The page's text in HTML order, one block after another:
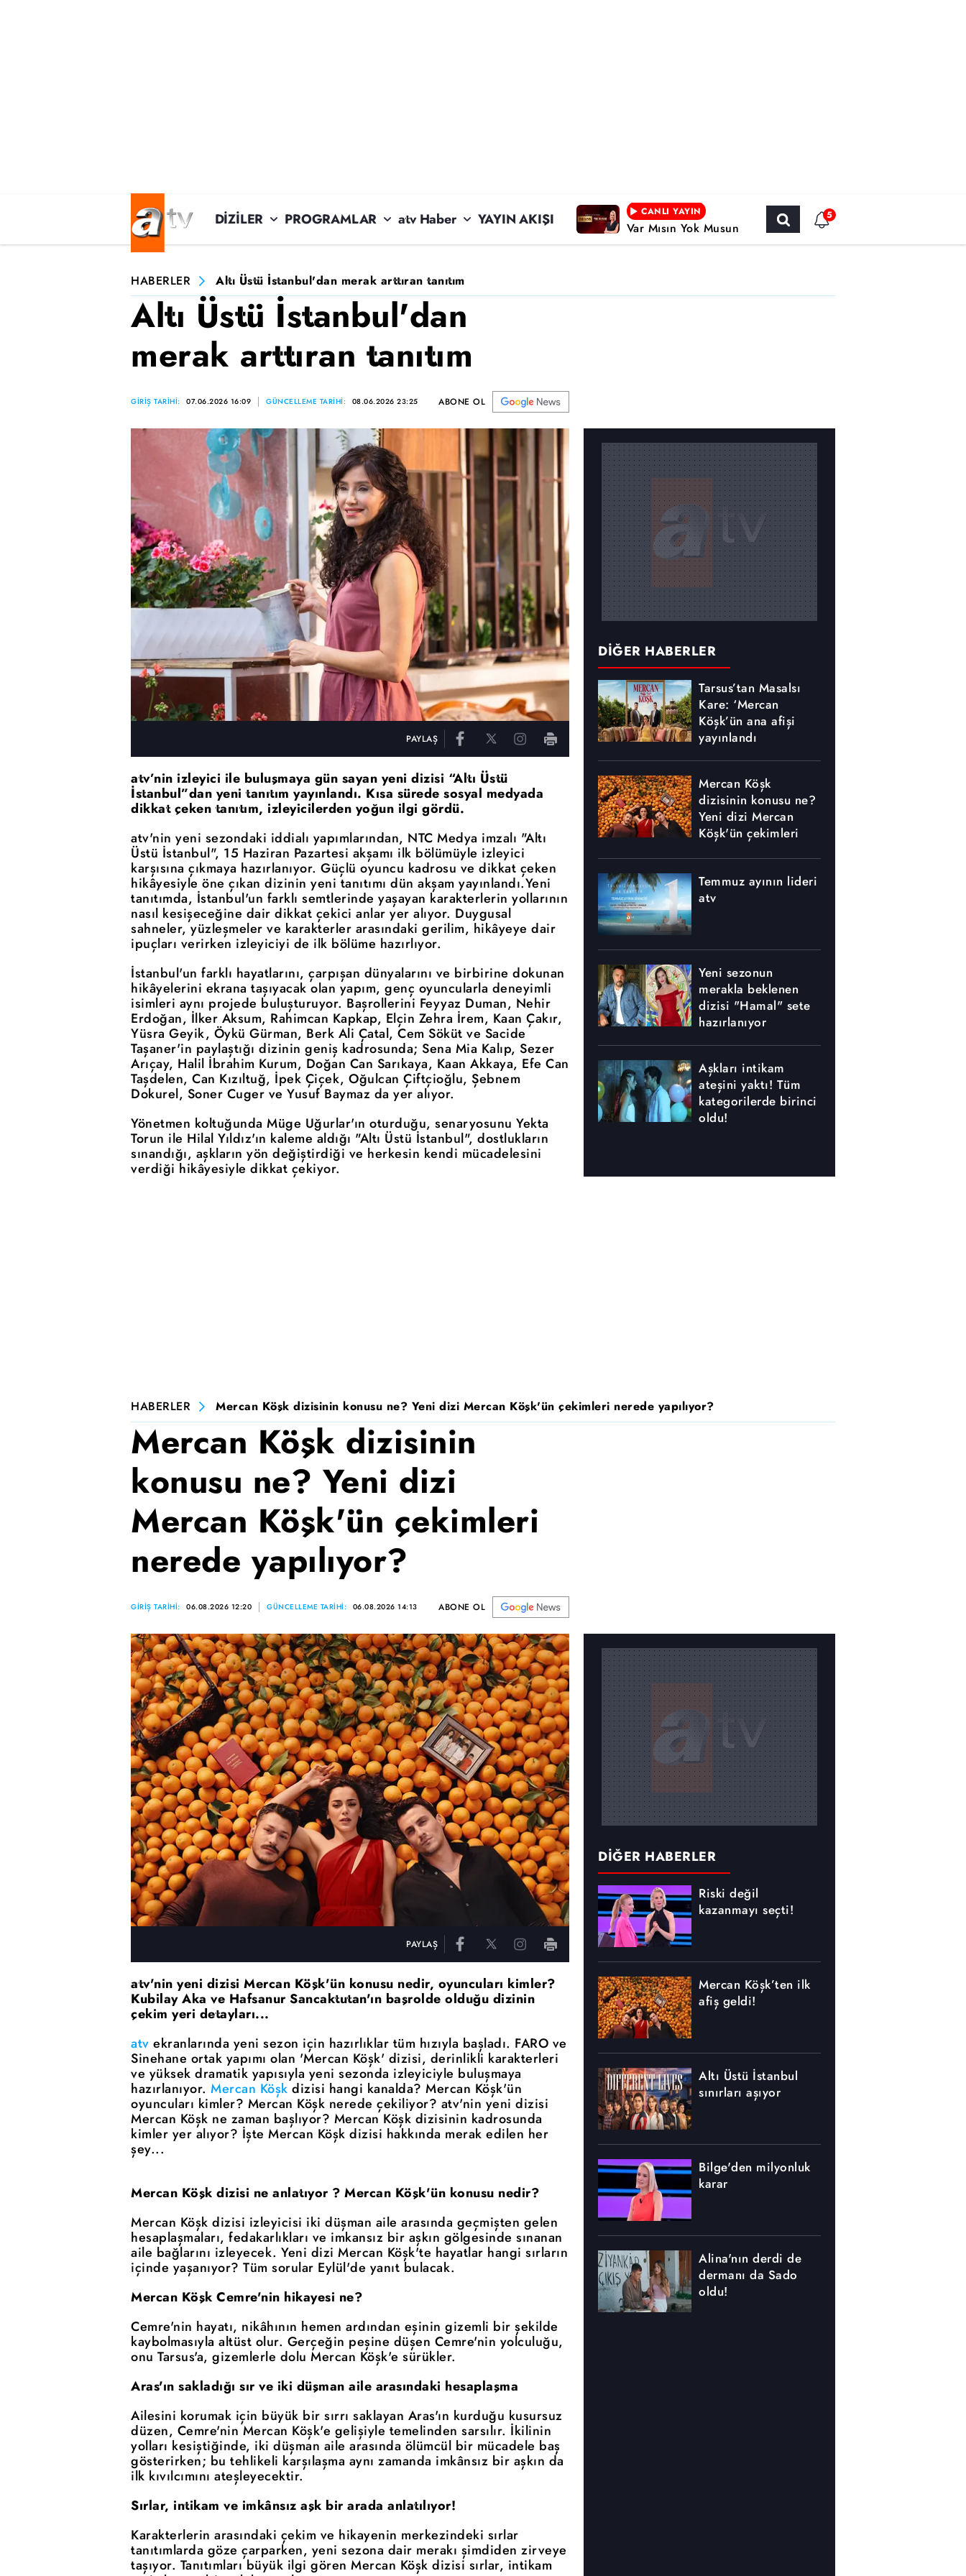
DİZİLER PROGRAMLAR atv Haber YAYIN AKIŞI CANLI YAYIN
Var Mısın Yok Musun
5
HABERLER Altı Üstü İstanbul'dan merak arttıran tanıtım
Altı Üstü İstanbul'dan
merak arttıran tanıtım
GİRİŞ TARİHİ: 07.06.2026 16:09 GÜNCELLEME TARİHİ: 08.06.2026 23:25 ABONE OL
PAYLAŞ
atv’nin izleyici ile buluşmaya gün sayan yeni dizisi “Altı Üstü
İstanbul”dan yeni tanıtım yayınlandı. Kısa sürede sosyal medyada
dikkat çeken tanıtım, izleyicilerden yoğun ilgi gördü.
atv'nin yeni sezondaki iddialı yapımlarından, NTC Medya imzalı "Altı
Üstü İstanbul", 15 Haziran Pazartesi akşamı ilk bölümüyle izleyici
karşısına çıkmaya hazırlanıyor. Güçlü oyuncu kadrosu ve dikkat çeken
hikâyesiyle öne çıkan dizinin yeni tanıtımı dün akşam yayınlandı.Yeni
tanıtımda, İstanbul'un farklı semtlerinde yaşayan karakterlerin yollarının
nasıl kesişeceğine dair dikkat çekici anlar yer alıyor. Duygusal
sahneler, yüzleşmeler ve karakterler arasındaki gerilim, hikâyeye dair
ipuçları verirken izleyiciyi de ilk bölüme hazırlıyor.
İstanbul'un farklı hayatlarını, çarpışan dünyalarını ve birbirine dokunan
hikâyelerini ekrana taşıyacak olan yapım, genç oyuncularla deneyimli
isimleri aynı projede buluşturuyor. Başrollerini Feyyaz Duman, Nehir
Erdoğan, İlker Aksum, Rahimcan Kapkap, Elçin Zehra İrem, Kaan Çakır,
Yüsra Geyik, Öykü Gürman, Berk Ali Çatal, Cem Söküt ve Sacide
Taşaner'in paylaştığı dizinin geniş kadrosunda; Sena Mia Kalıp, Sezer
Arıçay, Halil İbrahim Kurum, Doğan Can Sarıkaya, Kaan Akkaya, Efe Can
Taşdelen, Can Kızıltuğ, İpek Çiçek, Oğulcan Çiftçioğlu, Şebnem
Dokurel, Soner Cuger ve Yusuf Baymaz da yer alıyor.
Yönetmen koltuğunda Müge Uğurlar'ın oturduğu, senaryosunu Yekta
Torun ile Hilal Yıldız'ın kaleme aldığı "Altı Üstü İstanbul", dostlukların
sınandığı, aşkların yön değiştirdiği ve herkesin kendi mücadelesini
verdiği hikâyesiyle dikkat çekiyor.
DİĞER HABERLER
Tarsus’tan Masalsı
Kare: ‘Mercan
Köşk’ün ana afişi
yayınlandı
Mercan Köşk
dizisinin konusu ne?
Yeni dizi Mercan
Köşk'ün çekimleri
Temmuz ayının lideri
atv
Yeni sezonun
merakla beklenen
dizisi "Hamal" sete
hazırlanıyor
Aşkları intikam
ateşini yaktı! Tüm
kategorilerde birinci
oldu!
HABERLER Mercan Köşk dizisinin konusu ne? Yeni dizi Mercan Köşk'ün çekimleri nerede yapılıyor?
Mercan Köşk dizisinin
konusu ne? Yeni dizi
Mercan Köşk'ün çekimleri
nerede yapılıyor?
GİRİŞ TARİHİ: 06.08.2026 12:20 GÜNCELLEME TARİHİ: 06.08.2026 14:13 ABONE OL
PAYLAŞ
atv'nin yeni dizisi Mercan Köşk'ün konusu nedir, oyuncuları kimler?
Kubilay Aka ve Hafsanur Sancaktutan'ın başrolde olduğu dizinin
çekim yeri detayları...
atv ekranlarında yeni sezon için hazırlıklar tüm hızıyla başladı. FARO ve
Sinehane ortak yapımı olan 'Mercan Köşk' dizisi, derinlikli karakterleri
ve yüksek dramatik yapısıyla yeni sezonda izleyiciyle buluşmaya
hazırlanıyor. Mercan Köşk dizisi hangi kanalda? Mercan Köşk'ün
oyuncuları kimler? Mercan Köşk nerede çekiliyor? atv'nin yeni dizisi
Mercan Köşk ne zaman başlıyor? Mercan Köşk dizisinin kadrosunda
kimler yer alıyor? İşte Mercan Köşk dizisi hakkında merak edilen her
şey...
Mercan Köşk dizisi ne anlatıyor ? Mercan Köşk'ün konusu nedir?
Mercan Köşk dizisi izleyicisi iki düşman aile arasında geçmişten gelen
hesaplaşmaları, fedakarlıkları ve imkansız bir aşkın gölgesinde sınanan
aile bağlarını izleyecek. Yeni dizi Mercan Köşk'te hayatlar hangi sırların
içinde yaşanıyor? Tüm sorular Eylül'de yanıt bulacak.
Mercan Köşk Cemre'nin hikayesi ne?
Cemre'nin hayatı, nikâhının hemen ardından eşinin gizemli bir şekilde
kaybolmasıyla altüst olur. Gerçeğin peşine düşen Cemre'nin yolculuğu,
onu Tarsus'a, gizemlerle dolu Mercan Köşk'e sürükler.
Aras'ın sakladığı sır ve iki düşman aile arasındaki hesaplaşma
Ailesini korumak için büyük bir sırrı saklayan Aras'ın kurduğu kusursuz
düzen, Cemre'nin Mercan Köşk'e gelişiyle temelinden sarsılır. İkilinin
yolları kesiştiğinde, iki düşman aile arasında ölümcül bir mücadele baş
gösterirken; bu tehlikeli karşılaşma aynı zamanda imkânsız bir aşkın da
ilk kıvılcımını ateşleyecektir.
Sırlar, intikam ve imkânsız aşk bir arada anlatılıyor!
Karakterlerin arasındaki çekim ve hikayenin merkezindeki sırlar
tanıtımlarda göze çarparken, yeni sezona dair merakı şimdiden zirveye
taşıyor. Tanıtımları büyük ilgi gören Mercan Köşk dizisi sırlar, intikam
DİĞER HABERLER
Riski değil
kazanmayı seçti!
Mercan Köşk’ten ilk
afiş geldi!
Altı Üstü İstanbul
sınırları aşıyor
Bilge'den milyonluk
karar
Alina'nın derdi de
dermanı da Sado
oldu!